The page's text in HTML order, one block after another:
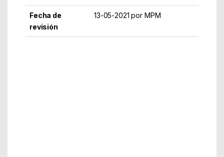
Fecha de
revisión
13-05-2021 por MPM